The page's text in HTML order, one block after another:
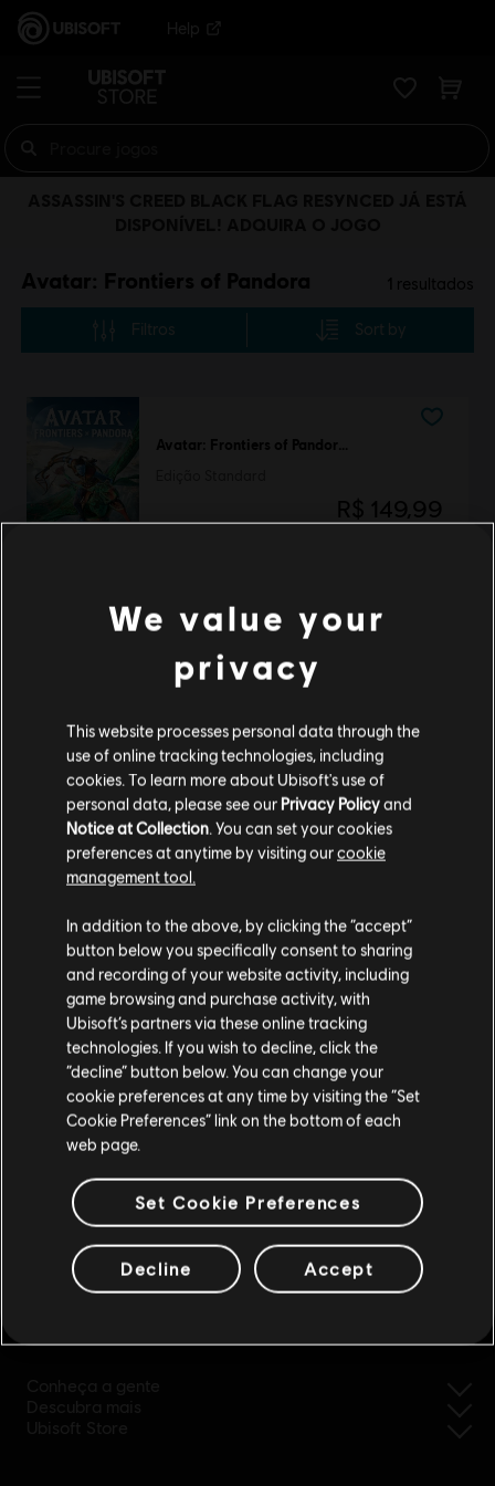
Help
Avatar: Frontiers of Pandora 1 resultados
Filtros Sort by
R$ 149,99
Mostrando
Compre seus jogos favoritos online na Ubisoft Store oficial do Brasil.
Produtos novos, edições exclusivas e promoções incríveis: só o melhor da
Ubisoft! A Ubisoft Store Brasil conta com as melhores aventuras …
benefícios exclusivos recompensas
reembolso simplificado
Parece que você está no paísUnited States
Visite nossa Store local para fazer sua compra.
Fique na Store atual
Mudar para a loja do país Portugal
We value your
privacy
This website processes personal data through the
use of online tracking technologies, including
cookies. To learn more about Ubisoft's use of
personal data, please see our Privacy Policyand
Notice at Collection . You can set your cookies
preferences at anytime by visiting ourcookie
management tool.
In addition to the above, by clicking the “accept”
button below you specifically consent to sharing
and recording of your website activity, including
game browsing and purchase activity, with
Ubisoft’s partners via these online tracking
technologies. If you wish to decline, click the
“decline” button below. You can change your
cookie preferences at any time by visiting the “Set
Cookie Preferences” link on the bottom of each
web page.
Set Cookie Preferences
Decline Accept